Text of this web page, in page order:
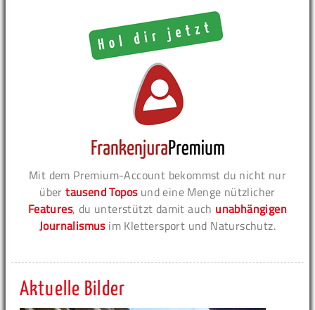
Mit dem Premium-Account bekommst du nicht nur
übertausend Toposund eine Menge nützlicher
Features, du unterstützt damit auch unabhängigen
Journalismusim Klettersport und Naturschutz.
Aktuelle Bilder